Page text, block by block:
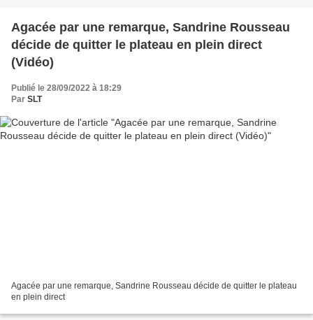
Agacée par une remarque, Sandrine Rousseau
décide de quitter le plateau en plein direct
(Vidéo)
Publié le 28/09/2022 à 18:29
Par SLT
Agacée par une remarque, Sandrine Rousseau décide de quitter le plateau
en plein direct